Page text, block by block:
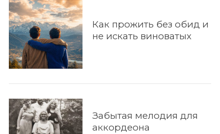
Как прожить без обид и
не искать виноватых
Забытая мелодия для
аккордеона